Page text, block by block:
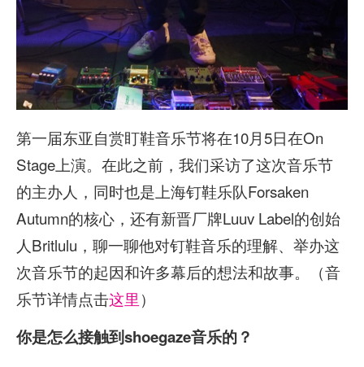
第一届东亚自赏盯鞋音乐节将在10月5日在On
Stage上演。在此之前，我们采访了这次音乐节
的主办人，同时也是上海钉鞋乐队Forsaken
Autumn的核心，还有新晋厂牌Luuv Label的创始
人Britlulu，聊一聊他对钉鞋音乐的理解、举办这
次音乐节的起因和许多幕后的想法和故事。（音
乐节详情点击这里）
你是怎么接触到shoegaze音乐的？